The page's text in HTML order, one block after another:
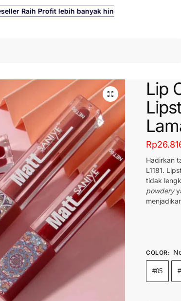
Raih Profit lebih banyak hingga 500%
Lip
Rp
Hadirkan
L1181.
tidak
powdery
COLOR:
#05